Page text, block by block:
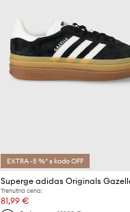
EXTRA -5 %* s kodo OFF
Trenutna cena:
81,99 €